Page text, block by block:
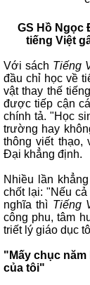
GS Hồ Ngọc
tiếng Việt
Với sách Tiếng
đầu chỉ học về
vật thay thế
được tiếp cận
chính tả. "Học
trường hay
thông viết thạo,
Đại khẳng định.
Nhiều lần
chốt lại: "Nếu
nghĩa thì Tiếng
công phu, tâm
triết lý giáo dục
"Mấy chục
của tôi"